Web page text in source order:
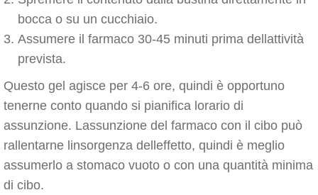
bocca o su un cucchiaio.
Assumere il farmaco 30-45 minuti prima dellattività
prevista.
Questo gel agisce per 4-6 ore, quindi è opportuno
tenerne conto quando si pianifica lorario di
assunzione. Lassunzione del farmaco con il cibo può
rallentarne linsorgenza delleffetto, quindi è meglio
assumerlo a stomaco vuoto o con una quantità minima
di cibo.